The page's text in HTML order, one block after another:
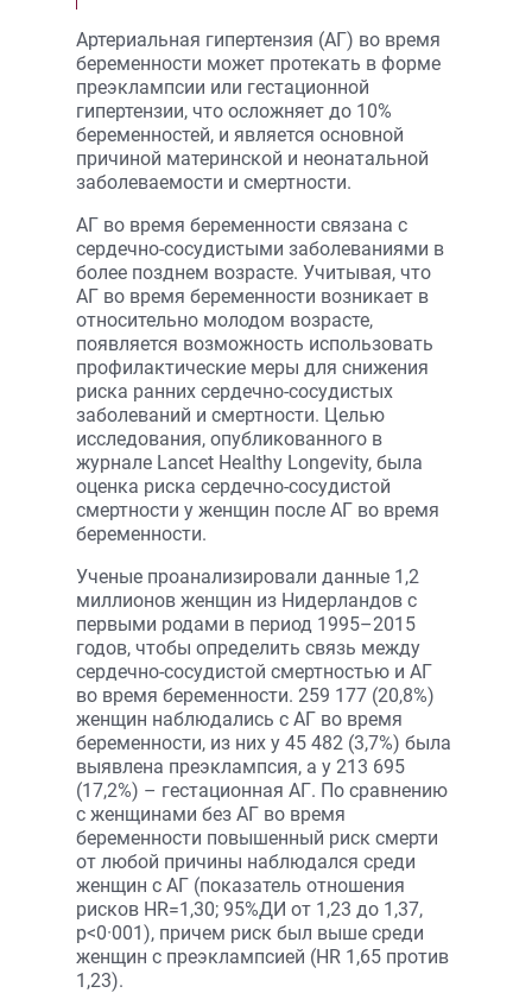
Артериальная гипертензия (АГ) во время
беременности может протекать в форме
преэклампсии или гестационной
гипертензии, что осложняет до 10%
беременностей, и является основной
причиной материнской и неонатальной
заболеваемости и смертности.
АГ во время беременности связана с
сердечно-сосудистыми заболеваниями в
более позднем возрасте. Учитывая, что
АГ во время беременности возникает в
относительно молодом возрасте,
появляется возможность использовать
профилактические меры для снижения
риска ранних сердечно-сосудистых
заболеваний и смертности. Целью
исследования, опубликованного в
журнале Lancet Healthy Longevity, была
оценка риска сердечно-сосудистой
смертности у женщин после АГ во время
беременности.
Ученые проанализировали данные 1,2
миллионов женщин из Нидерландов с
первыми родами в период 1995–2015
годов, чтобы определить связь между
сердечно-сосудистой смертностью и АГ
во время беременности. 259 177 (20,8%)
женщин наблюдались с АГ во время
беременности, из них у 45 482 (3,7%) была
выявлена преэклампсия, а у 213 695
(17,2%) – гестационная АГ. По сравнению
с женщинами без АГ во время
беременности повышенный риск смерти
от любой причины наблюдался среди
женщин с АГ (показатель отношения
рисков HR=1,30; 95%ДИ от 1,23 до 1,37,
р<0·001), причем риск был выше среди
женщин с преэклампсией (HR 1,65 против
1,23).